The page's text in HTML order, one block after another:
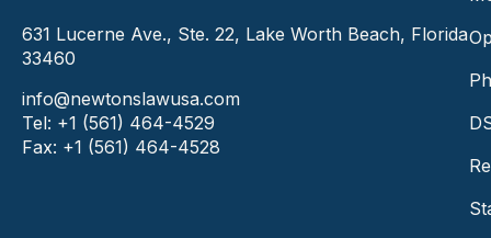
631 Lucerne Ave., Ste. 22, Lake Worth Beach, Florida
33460
info@newtonslawusa.com
Tel: +1 (561) 464-4529
Fax: +1 (561) 464-4528